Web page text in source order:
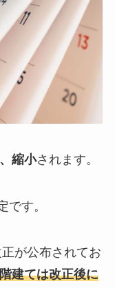
縮小されます。
です。
が公布されてお
建ては改正後に